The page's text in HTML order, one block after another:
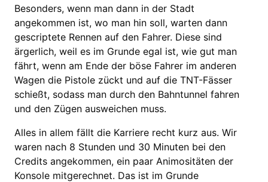
Besonders, wenn man dann in der Stadt
angekommen ist, wo man hin soll, warten dann
gescriptete Rennen auf den Fahrer. Diese sind
ärgerlich, weil es im Grunde egal ist, wie gut man
fährt, wenn am Ende der böse Fahrer im anderen
Wagen die Pistole zückt und auf die TNT-Fässer
schießt, sodass man durch den Bahntunnel fahren
und den Zügen ausweichen muss.
Alles in allem fällt die Karriere recht kurz aus. Wir
waren nach 8 Stunden und 30 Minuten bei den
Credits angekommen, ein paar Animositäten der
Konsole mitgerechnet. Das ist im Grunde